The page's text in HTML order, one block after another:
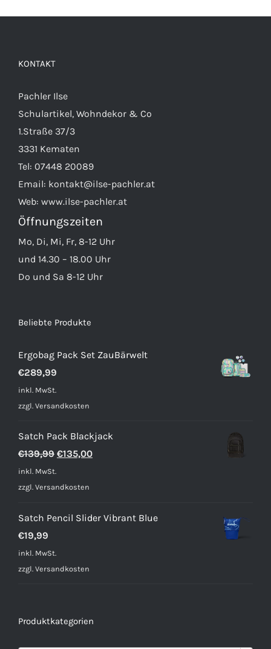
KONTAKT
Pachler Ilse
Schulartikel, Wohndekor & Co
1.Straße 37/3
3331 Kematen
Tel: 07448 20089
Email: kontakt@ilse-pachler.at
Web: www.ilse-pachler.at
Öffnungszeiten
Mo, Di, Mi, Fr, 8-12 Uhr
und 14.30 – 18.00 Uhr
Do und Sa 8-12 Uhr
Beliebte Produkte
Ergobag Pack Set ZauBärwelt
€289,99
inkl. MwSt.
zzgl. Versandkosten
Satch Pack Blackjack
€139,99 Ursprünglicher
war:
€135,00Aktueller
inkl. MwSt.
zzgl. Versandkosten
Satch Pencil Slider Vibrant Blue
€19,99
inkl. MwSt.
zzgl. Versandkosten
Produktkategorien